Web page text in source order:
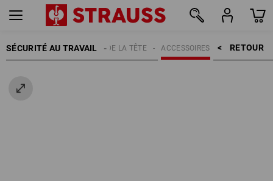
SÉCURITÉ AU TRAVAIL RETOUR    >
ACCESSOIRES
PROTECTION DE LA TÊTE